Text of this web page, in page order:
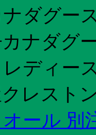
ダグー
ナダグ
ディー
レスト
ール 別